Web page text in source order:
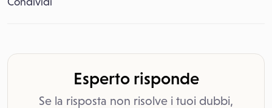
Esperto risponde
Se la risposta non risolve i tuoi dubbi,